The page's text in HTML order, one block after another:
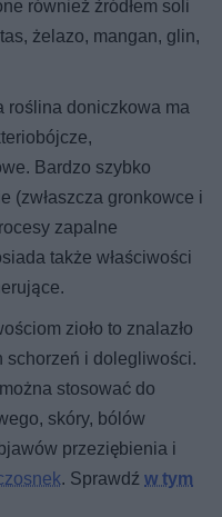
również źródłem soli
żelazo, mangan, glin,
roślina doniczkowa ma
Bardzo szybko
(zwłaszcza gronkowce i
zapalne
także właściwości
zioło to znalazło
schorzeń i dolegliwości.
stosować do
skóry, bólów
przeziębienia i
. Sprawdźw tym